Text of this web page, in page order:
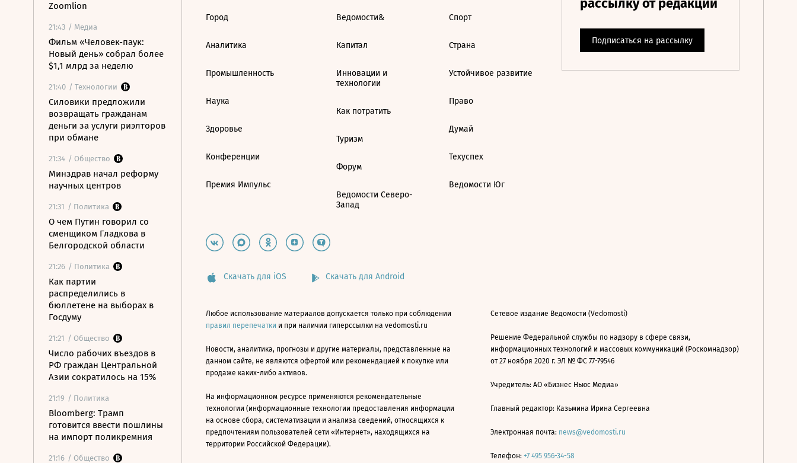
Zoomlion
21:43 / Медиа
Фильм «Человек-паук:
Новый день» собрал более
$1,1 млрд за неделю
21:40 / Технологии
Силовики предложили
возвращать гражданам
деньги за услуги риэлторов
при обмане
21:34 / Общество
Минздрав начал реформу
научных центров
21:31 / Политика
О чем Путин говорил со
сменщиком Гладкова в
Белгородской области
21:26 / Политика
Как партии
распределились в
бюллетене на выборах в
Госдуму
21:21 / Общество
Число рабочих въездов в
РФ граждан Центральной
Азии сократилось на 15%
21:19 / Политика
Bloomberg: Трамп
готовится ввести пошлины
на импорт поликремния
21:16 / Общество
Город
Аналитика
Промышленность
Наука
Здоровье
Конференции
Премия Импульс
Ведомости&
Капитал
Инновации и
технологии
Как потратить
Туризм
Форум
Ведомости Северо-
Запад
Спорт
Страна
Устойчивое развитие
Право
Думай
Техуспех
Ведомости Юг
Скачать для iOS Скачать для Android
Любое использование материалов допускается только при соблюдении
правил перепечатки и при наличии гиперссылки на vedomosti.ru
Новости, аналитика, прогнозы и другие материалы, представленные на
данном сайте, не являются офертой или рекомендацией к покупке или
продаже каких-либо активов.
На информационном ресурсе применяются рекомендательные
технологии (информационные технологии предоставления информации
на основе сбора, систематизации и анализа сведений, относящихся к
предпочтениям пользователей сети «Интернет», находящихся на
территории Российской Федерации).
Сетевое издание Ведомости (Vedomosti)
Решение Федеральной службы по надзору в сфере связи,
информационных технологий и массовых коммуникаций (Роскомнадзор)
от 27 ноября 2020 г. ЭЛ № ФС 77-79546
Учредитель: АО «Бизнес Ньюс Медиа»
Главный редактор: Казьмина Ирина Сергеевна
Электронная почта: news@vedomosti.ru
Телефон: +7 495 956-34-58